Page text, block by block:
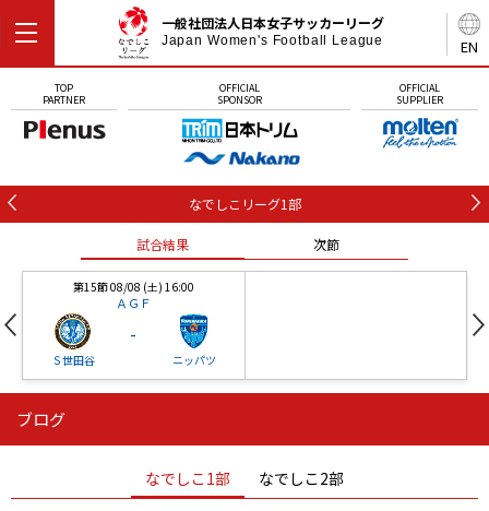
EN
一般社団法人日本女子サッカーリーグ
Japan Women's Football League
TOP
PARTNER
OFFICIAL
SPONSOR
OFFICIAL
SUPPLIER
なでしこリーグ1部
試合結果 次節
第15節 08/08 (土) 16:00
ＡＧＦ
Ｓ世田谷
-
ニッパツ
ニッパツ
ニッパツ 名古屋
石人の星
静岡 愛媛Ｌ
ブログ
なでしこ1部 なでしこ2部